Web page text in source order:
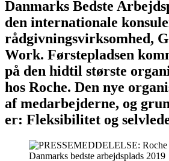
Danmarks Bedste
den internationale
rådgivningsvirksomhed,
Work. Førstepladsen
på den hidtil største
hos Roche. Den nye
af medarbejderne, og
er: Fleksibilitet og